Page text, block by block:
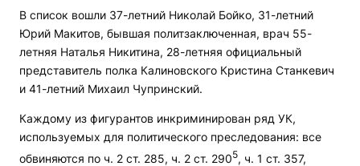
В список вошли 37-летний Николай Бойко, 31-летний
Юрий Макитов, бывшая политзаключенная, врач 55-
летняя Наталья Никитина, 28-летняя официальный
представитель полка Калиновского Кристина Станкевич
и 41-летний Михаил Чупринский.
Каждому из фигурантов инкриминирован ряд УК,
используемых для политического преследования: все
обвиняются по ч. 2 ст. 285, ч. 2 ст. 2905, ч. 1 ст. 357,